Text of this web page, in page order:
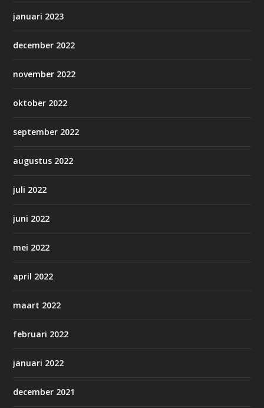
januari 2023
december 2022
november 2022
oktober 2022
september 2022
augustus 2022
juli 2022
juni 2022
mei 2022
april 2022
maart 2022
februari 2022
januari 2022
december 2021